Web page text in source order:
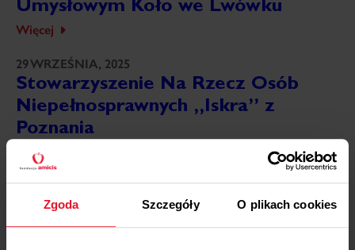
Zgoda Szczegóły O plikach cookies
Umysłowym Koło we Lwówku
Więcej
29 WRZEŚNIA, 2025
Stowarzyszenie Na Rzecz Osób
Niepełnosprawnych „Iskra” z
Poznania
Więcej
29 WRZEŚNIA, 2025
Gdańska Fundacja
Dobroczynności